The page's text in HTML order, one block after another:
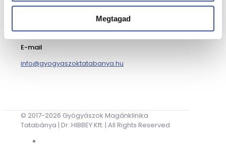
Megtagad
Telefon
E-mail
info@gyogyaszoktatabanya.hu
© 2017-2026 Gyógyászok Magánklinika
Tatabánya | Dr. HIBBEY Kft. | All Rights Reserved